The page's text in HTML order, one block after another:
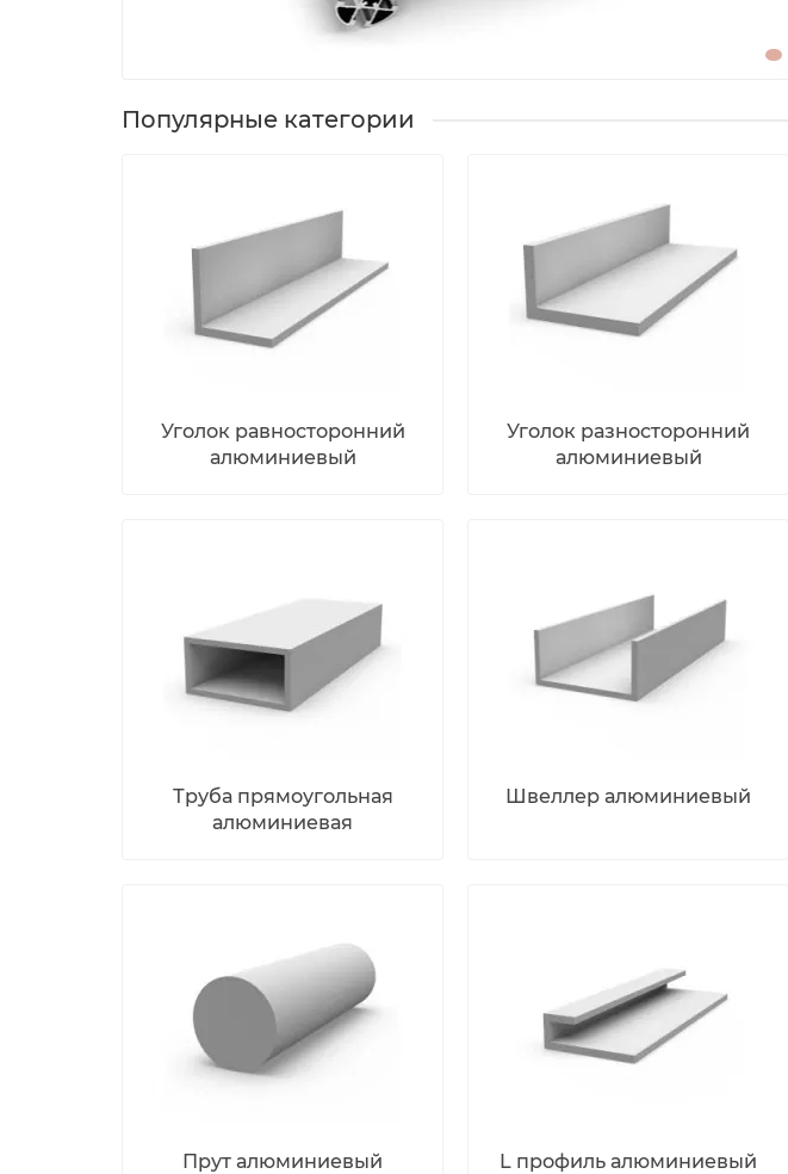
Популярные категории
Уголок равносторонний
алюминиевый
Уголок разносторонний
алюминиевый
Труба прямоугольная
алюминиевая
Швеллер алюминиевый
Прут алюминиевый L профиль алюминиевый